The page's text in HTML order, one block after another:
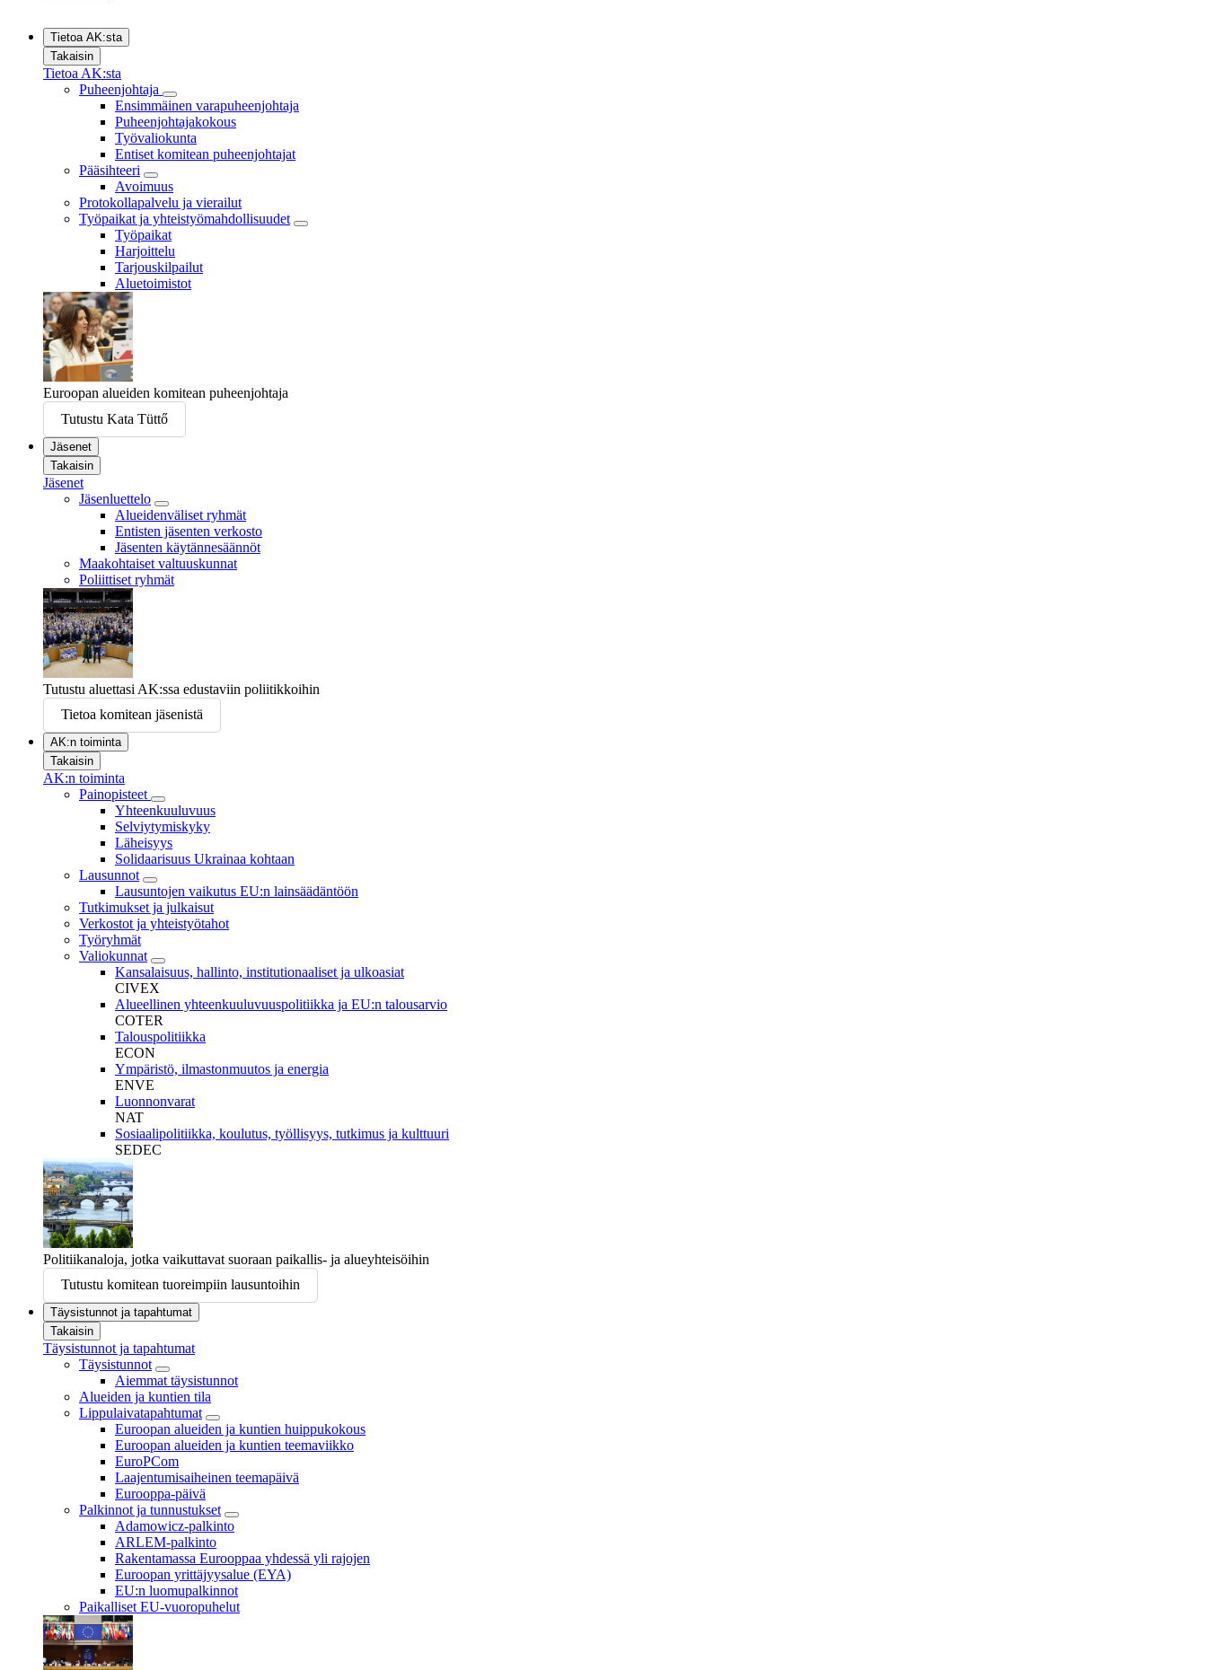
Tietoa AK:sta
Takaisin
Tietoa AK:sta
Puheenjohtaja
Ensimmäinen varapuheenjohtaja
Puheenjohtajakokous
Työvaliokunta
Entiset komitean puheenjohtajat
Pääsihteeri
Avoimuus
Protokollapalvelu ja vierailut
Työpaikat ja yhteistyömahdollisuudet
Työpaikat
Harjoittelu
Tarjouskilpailut
Aluetoimistot
Euroopan alueiden komitean puheenjohtaja
Tutustu Kata Tüttő
Jäsenet
Takaisin
Jäsenet
Jäsenluettelo
Alueidenväliset ryhmät
Entisten jäsenten verkosto
Jäsenten käytännesäännöt
Maakohtaiset valtuuskunnat
Poliittiset ryhmät
Tutustu aluettasi AK:ssa edustaviin poliitikkoihin
Tietoa komitean jäsenistä
AK:n toiminta
Takaisin
AK:n toiminta
Painopisteet
Yhteenkuuluvuus
Selviytymiskyky
Läheisyys
Solidaarisuus Ukrainaa kohtaan
Lausunnot
Lausuntojen vaikutus EU:n lainsäädäntöön
Tutkimukset ja julkaisut
Verkostot ja yhteistyötahot
Työryhmät
Valiokunnat
Kansalaisuus, hallinto, institutionaaliset ja ulkoasiat
CIVEX
Alueellinen yhteenkuuluvuuspolitiikka ja EU:n talousarvio
COTER
Talouspolitiikka
ECON
Ympäristö, ilmastonmuutos ja energia
ENVE
Luonnonvarat
NAT
Sosiaalipolitiikka, koulutus, työllisyys, tutkimus ja kulttuuri
SEDEC
Politiikanaloja, jotka vaikuttavat suoraan paikallis- ja alueyhteisöihin
Tutustu komitean tuoreimpiin lausuntoihin
Täysistunnot ja tapahtumat
Takaisin
Täysistunnot ja tapahtumat
Täysistunnot
Aiemmat täysistunnot
Alueiden ja kuntien tila
Lippulaivatapahtumat
Euroopan alueiden ja kuntien huippukokous
Euroopan alueiden ja kuntien teemaviikko
EuroPCom
Laajentumisaiheinen teemapäivä
Eurooppa-päivä
Palkinnot ja tunnustukset
Adamowicz-palkinto
ARLEM-palkinto
Rakentamassa Eurooppaa yhdessä yli rajojen
Euroopan yrittäjyysalue (EYA)
EU:n luomupalkinnot
Paikalliset EU-vuoropuhelut